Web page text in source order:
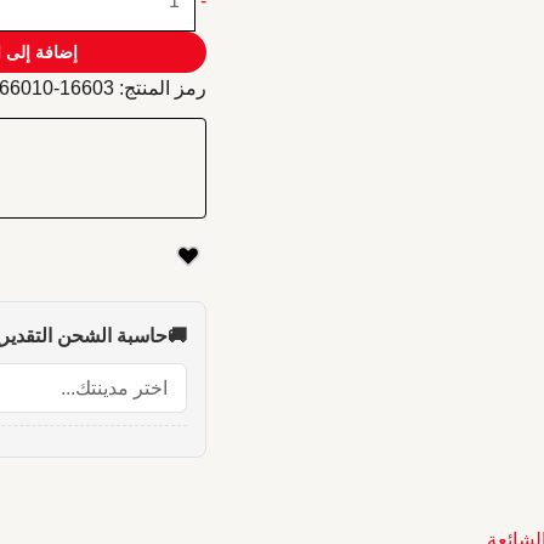
بكرة
سير
جيب
إضافة إلى
رمز المنتج: 16603-66010
🚚حاسبة الشحن